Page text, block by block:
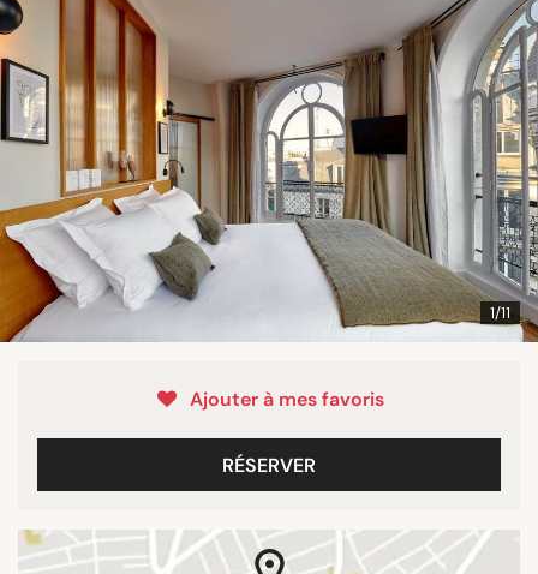
1/11
Ajouter à mes favoris
RÉSERVER